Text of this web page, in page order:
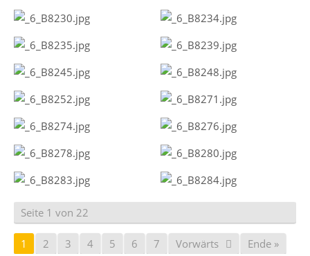
Seite 1 von 22
1 2 3 4 5 6 7 Vorwärts Ende »